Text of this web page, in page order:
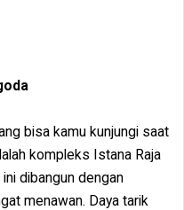
bisa kamu kunjungi saat
kompleks Istana Raja
dibangun dengan
menawan. Daya tarik